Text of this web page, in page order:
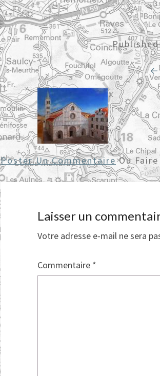
←
Poster Un CommentaireOu
Laisser un
Votre adresse e-mail ne sera
Commentaire *